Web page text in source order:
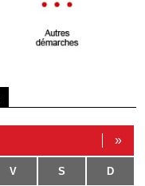
»
V S D